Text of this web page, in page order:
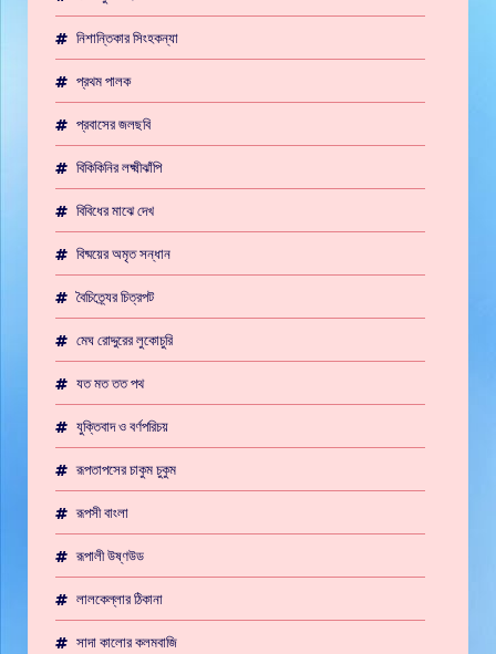
নিশান্তিকার সিংহকন্যা
প্রথম পালক
প্রবাসের জলছবি
বিকিকিনির লক্ষ্মীঝাঁপি
বিবিধের মাঝে দেখ
বিষ্ময়ের অমৃত সন্ধান
বৈচিত্র্যের চিত্রপট
মেঘ রোদ্দুরের লুকোচুরি
যত মত তত পথ
যুক্তিবাদ ও বর্ণপরিচয়
রূপতাপসের চাকুম চুকুম
রূপসী বাংলা
রূপালী উষ্ণউড
লালকেল্লার ঠিকানা
সাদা কালোর কলমবাজি